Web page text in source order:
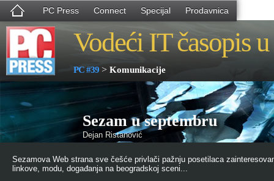
PC Press Connect Specijal Prodavnica
Vodeći IT časopis
PC #39 > Komunikacije
Sezam u septembru
Dejan Ristanović
Sezamova Web strana sve češće privlači pažnju posetilaca
linkove, modu, događanja na beogradskoj sceni...